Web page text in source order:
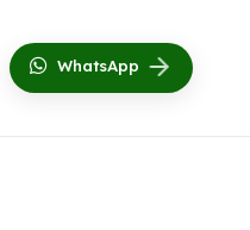
WhatsApp